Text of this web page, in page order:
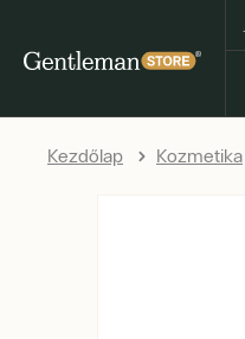
Kezdőlap Kozmetika